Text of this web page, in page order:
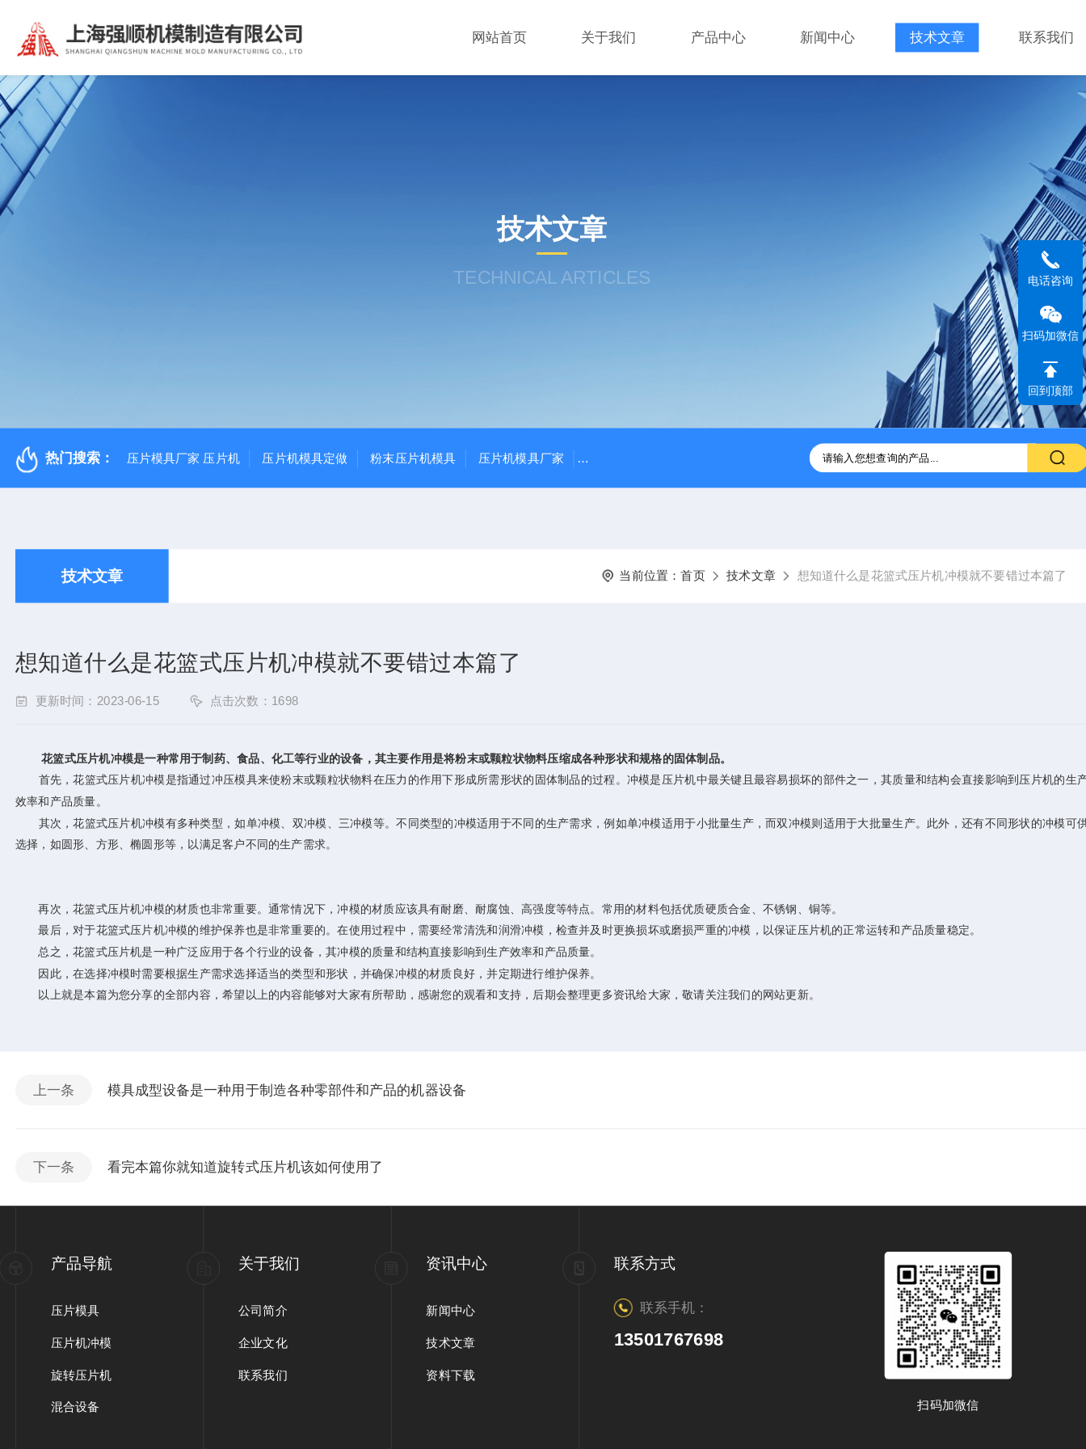
网站首页 关于我们 产品中心 新闻中心 技术文章 联系我们
技术文章
TECHNICAL ARTICLES
热门搜索： 压片模具厂家 压片机 压片机模具定做 粉末压片机模具 压片机模具厂家 THP-4、THP-10花篮式压片机 ZP31B-41B旋转式压片机供应 GZPX370高速旋转式
技术文章 当前位置：首页 技术文章 想知道什么是花篮式压片机冲模就不要错过本篇了
想知道什么是花篮式压片机冲模就不要错过本篇了
更新时间：2023-06-15 点击次数：1698
花篮式压片机冲模是一种常用于制药、食品、化工等行业的设备，其主要作用是将粉末或颗粒状物料压缩成各种形状和规格的固体制品。
首先，花篮式压片机冲模是指通过冲压模具来使粉末或颗粒状物料在压力的作用下形成所需形状的固体制品的过程。冲模是压片机中最关键且最容易损坏的部件之一，其质量和结构会直接影响到压片机的生
效率和产品质量。
其次，花篮式压片机冲模有多种类型，如单冲模、双冲模、三冲模等。不同类型的冲模适用于不同的生产需求，例如单冲模适用于小批量生产，而双冲模则适用于大批量生产。此外，还有不同形状的冲模可
选择，如圆形、方形、椭圆形等，以满足客户不同的生产需求。
再次，花篮式压片机冲模的材质也非常重要。通常情况下，冲模的材质应该具有耐磨、耐腐蚀、高强度等特点。常用的材料包括优质硬质合金、不锈钢、铜等。
最后，对于花篮式压片机冲模的维护保养也是非常重要的。在使用过程中，需要经常清洗和润滑冲模，检查并及时更换损坏或磨损严重的冲模，以保证压片机的正常运转和产品质量稳定。
总之，花篮式压片机是一种广泛应用于各个行业的设备，其冲模的质量和结构直接影响到生产效率和产品质量。
因此，在选择冲模时需要根据生产需求选择适当的类型和形状，并确保冲模的材质良好，并定期进行维护保养。
以上就是本篇为您分享的全部内容，希望以上的内容能够对大家有所帮助，感谢您的观看和支持，后期会整理更多资讯给大家，敬请关注我们的网站更新。
上一条 模具成型设备是一种用于制造各种零部件和产品的机器设备
下一条 看完本篇你就知道旋转式压片机该如何使用了
产品导航
压片模具
压片机冲模
旋转压片机
混合设备
关于我们
公司简介
企业文化
联系我们
资讯中心
新闻中心
技术文章
资料下载
联系方式
联系手机：
13501767698
扫码加微信
电话咨询
扫码加微信
回到顶部